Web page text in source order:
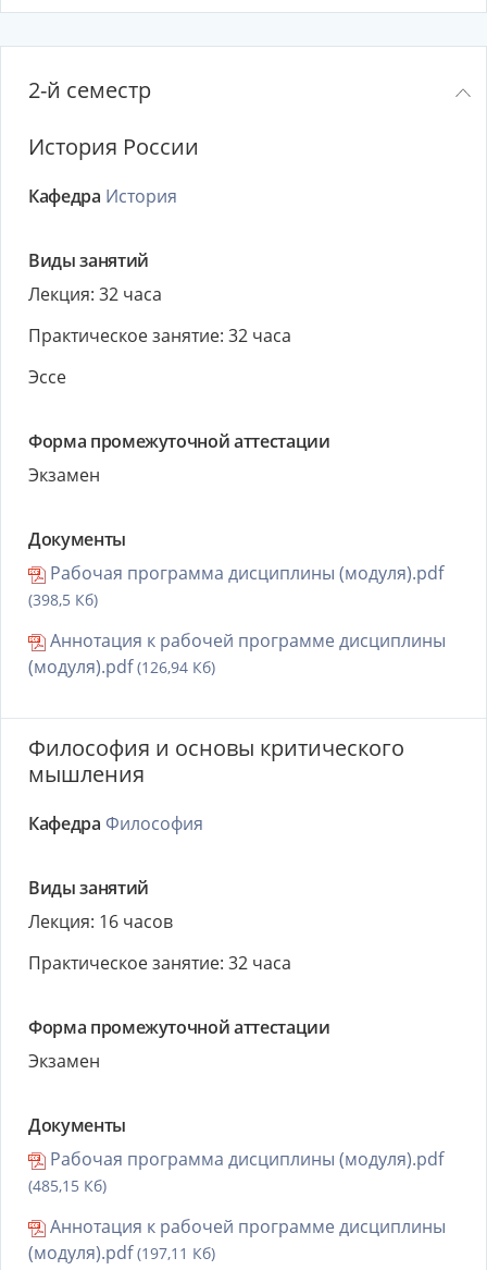
2-й семестр
История России
Кафедра История
Виды занятий
Лекция: 32 часа
Практическое занятие: 32 часа
Эссе
Форма промежуточной аттестации
Экзамен
Документы
Рабочая программа дисциплины (модуля).pdf
(398,5 Кб)
Аннотация к рабочей программе дисциплины
(модуля).pdf(126,94 Кб)
Философия и основы критического
мышления
Кафедра Философия
Виды занятий
Лекция: 16 часов
Практическое занятие: 32 часа
Форма промежуточной аттестации
Экзамен
Документы
Рабочая программа дисциплины (модуля).pdf
(485,15 Кб)
Аннотация к рабочей программе дисциплины
(модуля).pdf(197,11 Кб)